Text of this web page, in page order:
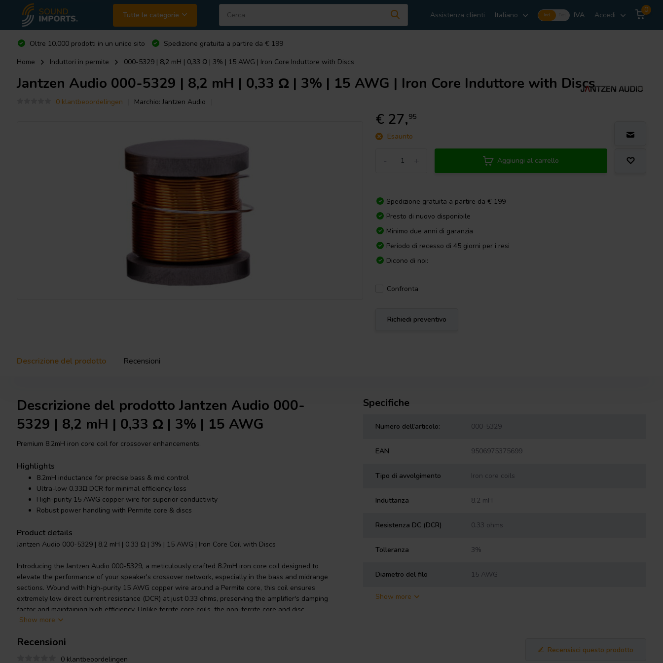
Tutte le categorie Assistenza clienti Italiano Incl. IVA Accedi
0
Oltre 10.000 prodotti in un unico sito
Spedizione gratuita a partire da € 199
Home
Induttori in permite 000-5329 | 8,2 mH | 0,33 Ω | 3% | 15 AWG | Iron Core Induttore with Discs
Jantzen Audio 000-5329 | 8,2 mH | 0,33 Ω | 3% | 15 AWG | Iron Core Induttore with Discs
0 klantbeoordelingen Marchio: Jantzen Audio
€ 27,95
Esaurito
Aggiungi al carrello
Spedizione gratuita a partire da € 199
Presto di nuovo disponibile
Minimo due anni di garanzia
Periodo di recesso di 45 giorni per i resi
Dicono di noi:
Confronta
Richiedi preventivo
Descrizione del prodotto Recensioni
Descrizione del prodotto Jantzen Audio 000-
5329 | 8,2 mH | 0,33 Ω | 3% | 15 AWG
Premium 8.2mH iron core coil for crossover enhancements.
Highlights
8.2mH inductance for precise bass & mid control
Ultra-low 0.33Ω DCR for minimal efficiency loss
High-purity 15 AWG copper wire for superior conductivity
Robust power handling with Permite core & discs
Product details
Jantzen Audio 000-5329 | 8,2 mH | 0,33 Ω | 3% | 15 AWG | Iron Core Coil with Discs
Introducing the Jantzen Audio 000-5329, a meticulously crafted 8.2mH iron core coil designed to
elevate the performance of your speaker's crossover network, especially in the bass and midrange
sections. Wound with high-purity 15 AWG copper wire around a Permite core, this coil ensures
extremely low direct current resistance (DCR) at just 0.33 ohms, preserving the amplifier's damping
factor and maintaining high efficiency. Unlike ferrite core coils, the non-ferrite core and disc
materials of this coil drastically reduce hysteresis, allowing for improved sound clarity and reduced
consistent audio reproduction. The coil's power handling capacity is carefully calibrated based on
Show more
Specifiche
Numero dell'articolo: 000-5329
EAN 9506975375699
Tipo di avvolgimento Iron core coils
Induttanza 8.2 mH
Resistenza DC (DCR) 0.33 ohms
Tolleranza 3%
Diametro del filo 15 AWG
Show more
Recensioni
0 klantbeoordelingen
Recensisci questo prodotto